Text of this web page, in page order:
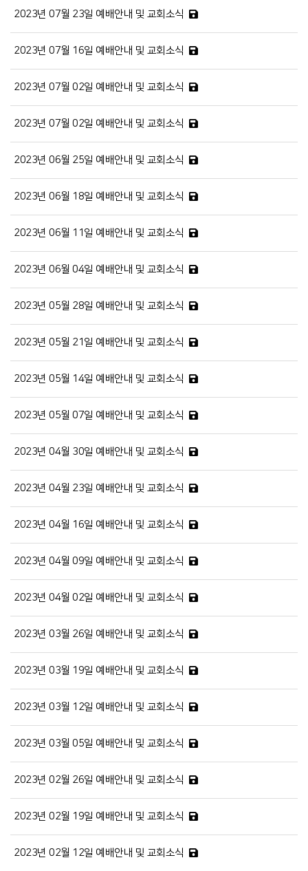
2023년 07월 23일 예배안내 및 교회소식
2023년 07월 16일 예배안내 및 교회소식
2023년 07월 02일 예배안내 및 교회소식
2023년 07월 02일 예배안내 및 교회소식
2023년 06월 25일 예배안내 및 교회소식
2023년 06월 18일 예배안내 및 교회소식
2023년 06월 11일 예배안내 및 교회소식
2023년 06월 04일 예배안내 및 교회소식
2023년 05월 28일 예배안내 및 교회소식
2023년 05월 21일 예배안내 및 교회소식
2023년 05월 14일 예배안내 및 교회소식
2023년 05월 07일 예배안내 및 교회소식
2023년 04월 30일 예배안내 및 교회소식
2023년 04월 23일 예배안내 및 교회소식
2023년 04월 16일 예배안내 및 교회소식
2023년 04월 09일 예배안내 및 교회소식
2023년 04월 02일 예배안내 및 교회소식
2023년 03월 26일 예배안내 및 교회소식
2023년 03월 19일 예배안내 및 교회소식
2023년 03월 12일 예배안내 및 교회소식
2023년 03월 05일 예배안내 및 교회소식
2023년 02월 26일 예배안내 및 교회소식
2023년 02월 19일 예배안내 및 교회소식
2023년 02월 12일 예배안내 및 교회소식